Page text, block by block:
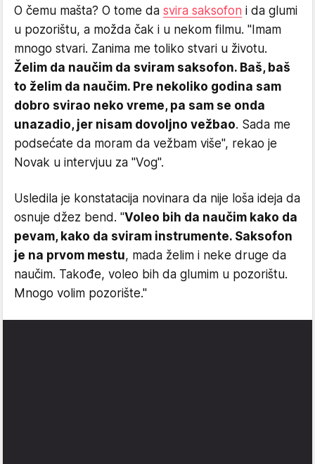
O čemu mašta? O tome da svira saksofon i da glumi
u pozorištu, a možda čak i u nekom filmu. "Imam
mnogo stvari. Zanima me toliko stvari u životu.
Želim da naučim da sviram saksofon. Baš, baš
to želim da naučim. Pre nekoliko godina sam
dobro svirao neko vreme, pa sam se onda
unazadio, jer nisam dovoljno vežbao. Sada me
podsećate da moram da vežbam više", rekao je
Novak u intervjuu za "Vog".
Usledila je konstatacija novinara da nije loša ideja da
osnuje džez bend. "Voleo bih da naučim kako da
pevam, kako da sviram instrumente. Saksofon
je na prvom mestu, mada želim i neke druge da
naučim. Takođe, voleo bih da glumim u pozorištu.
Mnogo volim pozorište."